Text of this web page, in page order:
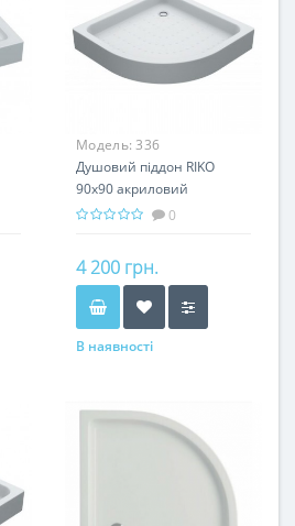
Модель:336
Душовий піддон RIKO
90х90 акриловий
0
4 200 грн.
В наявності